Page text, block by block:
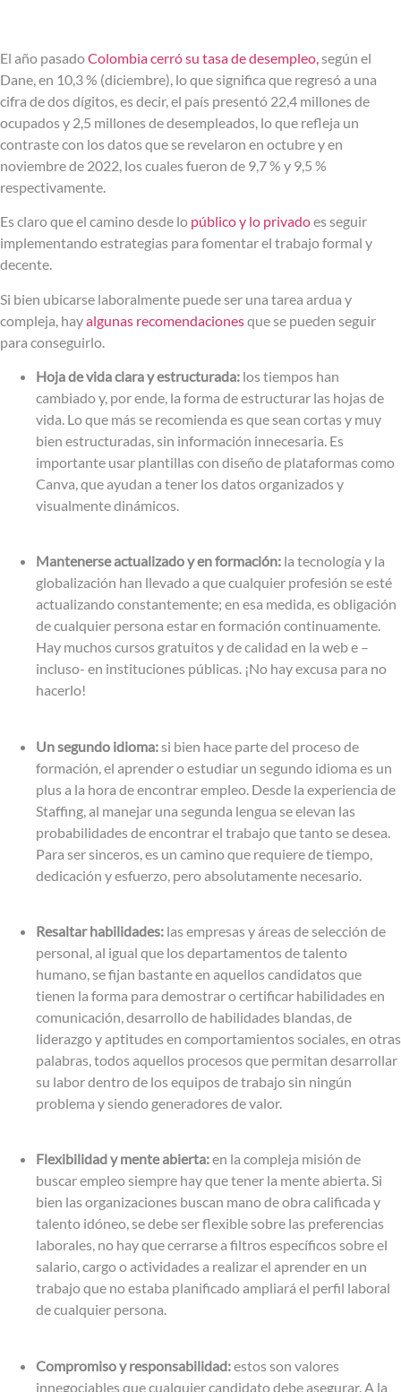
El año pasadoColombia cerró su tasa de desempleo, según el
Dane, en 10,3 % (diciembre), lo que significa que regresó a una
cifra de dos dígitos, es decir, el país presentó 22,4 millones de
ocupados y 2,5 millones de desempleados, lo que refleja un
contraste con los datos que se revelaron en octubre y en
noviembre de 2022, los cuales fueron de 9,7 % y 9,5 %
respectivamente.
Es claro que el camino desde lo público y lo privadoes seguir
implementando estrategias para fomentar el trabajo formal y
decente.
Si bien ubicarse laboralmente puede ser una tarea ardua y
compleja, hayalgunas recomendacionesque se pueden seguir
para conseguirlo.
Hoja de vida clara y estructurada: los tiempos han
cambiado y, por ende, la forma de estructurar las hojas de
vida. Lo que más se recomienda es que sean cortas y muy
bien estructuradas, sin información innecesaria. Es
importante usar plantillas con diseño de plataformas como
Canva, que ayudan a tener los datos organizados y
visualmente dinámicos.
Mantenerse actualizado y en formación: la tecnología y la
globalización han llevado a que cualquier profesión se esté
actualizando constantemente; en esa medida, es obligación
de cualquier persona estar en formación continuamente.
Hay muchos cursos gratuitos y de calidad en la web e –
incluso- en instituciones públicas. ¡No hay excusa para no
hacerlo!
Un segundo idioma:si bien hace parte del proceso de
formación, el aprender o estudiar un segundo idioma es un
plus a la hora de encontrar empleo. Desde la experiencia de
Staffing, al manejar una segunda lengua se elevan las
probabilidades de encontrar el trabajo que tanto se desea.
Para ser sinceros, es un camino que requiere de tiempo,
dedicación y esfuerzo, pero absolutamente necesario.
Resaltar habilidades: las empresas y áreas de selección de
personal, al igual que los departamentos de talento
humano, se fijan bastante en aquellos candidatos que
tienen la forma para demostrar o certificar habilidades en
comunicación, desarrollo de habilidades blandas, de
liderazgo y aptitudes en comportamientos sociales, en otras
palabras, todos aquellos procesos que permitan desarrollar
su labor dentro de los equipos de trabajo sin ningún
problema y siendo generadores de valor.
Flexibilidad y mente abierta:en la compleja misión de
buscar empleo siempre hay que tener la mente abierta. Si
bien las organizaciones buscan mano de obra calificada y
talento idóneo, se debe ser flexible sobre las preferencias
laborales, no hay que cerrarse a filtros específicos sobre el
salario, cargo o actividades a realizar el aprender en un
trabajo que no estaba planificado ampliará el perfil laboral
de cualquier persona.
Compromiso y responsabilidad:estos son valores
innegociables que cualquier candidato debe asegurar. A la